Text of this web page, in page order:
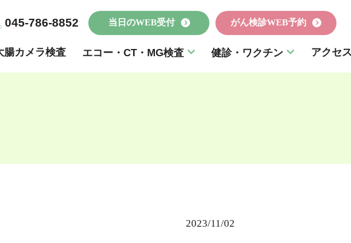
腸カメラ検査 エコー・CT・MG検査 健診・ワクチン アクセ
045-786-8852 当日のWEB受付 がん検診WEB予約
2023/11/02